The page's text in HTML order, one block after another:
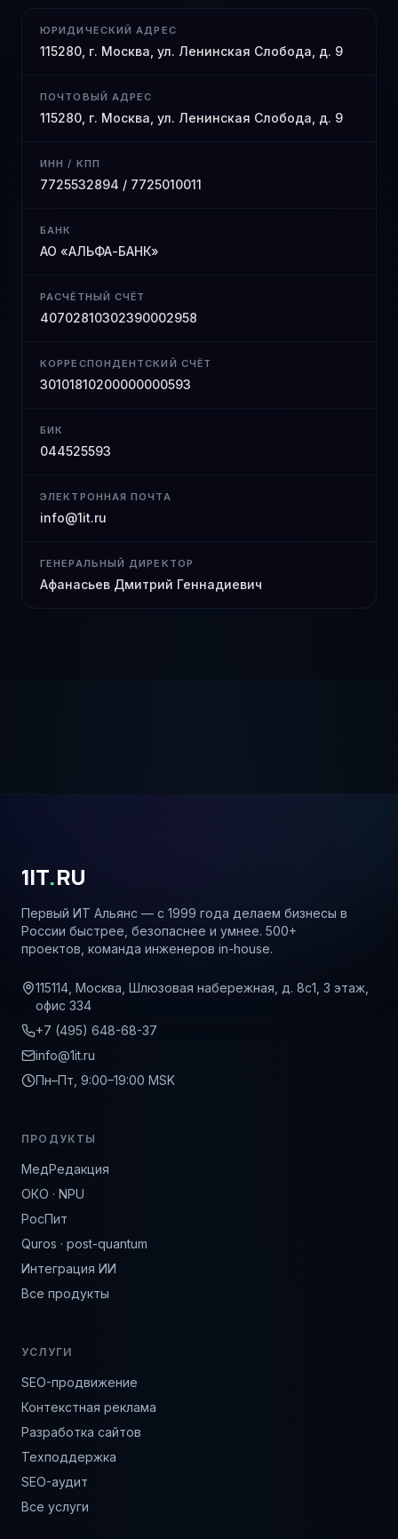
ЮРИДИЧЕСКИЙ АДРЕС
115280, г. Москва, ул. Ленинская Слобода, д. 9
ПОЧТОВЫЙ АДРЕС
115280, г. Москва, ул. Ленинская Слобода, д. 9
ИНН / КПП
7725532894 / 7725010011
БАНК
АО «АЛЬФА-БАНК»
РАСЧЁТНЫЙ СЧЁТ
40702810302390002958
КОРРЕСПОНДЕНТСКИЙ СЧЁТ
30101810200000000593
БИК
044525593
ЭЛЕКТРОННАЯ ПОЧТА
info@1it.ru
ГЕНЕРАЛЬНЫЙ ДИРЕКТОР
Афанасьев Дмитрий Геннадиевич
1IT.RU
Первый ИТ Альянс — с 1999 года делаем бизнесы в
России быстрее, безопаснее и умнее. 500+
проектов, команда инженеров in-house.
115114, Москва, Шлюзовая набережная, д. 8с1, 3 этаж,
офис 334
+7 (495) 648-68-37
info@1it.ru
Пн–Пт, 9:00–19:00 MSK
ПРОДУКТЫ
МедРедакция
ОКО · NPU
РосПит
Quros · post-quantum
Интеграция ИИ
Все продукты
УСЛУГИ
SEO-продвижение
Контекстная реклама
Разработка сайтов
Техподдержка
SEO-аудит
Все услуги